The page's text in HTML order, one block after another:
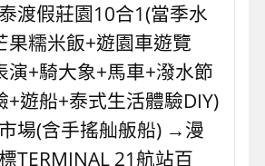
渡假莊園10合1(當季水
果糯米飯+遊園車遊覽
演+騎大象+馬車+潑水節
+遊船+泰式生活體驗DIY)
場(含手搖舢舨船) →漫
TERMINAL 21航站百